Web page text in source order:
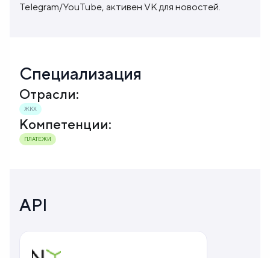
Telegram/YouTube, активен VK для новостей.
Специализация
Отрасли:
ЖКХ
Компетенции:
ПЛАТЕЖИ
API